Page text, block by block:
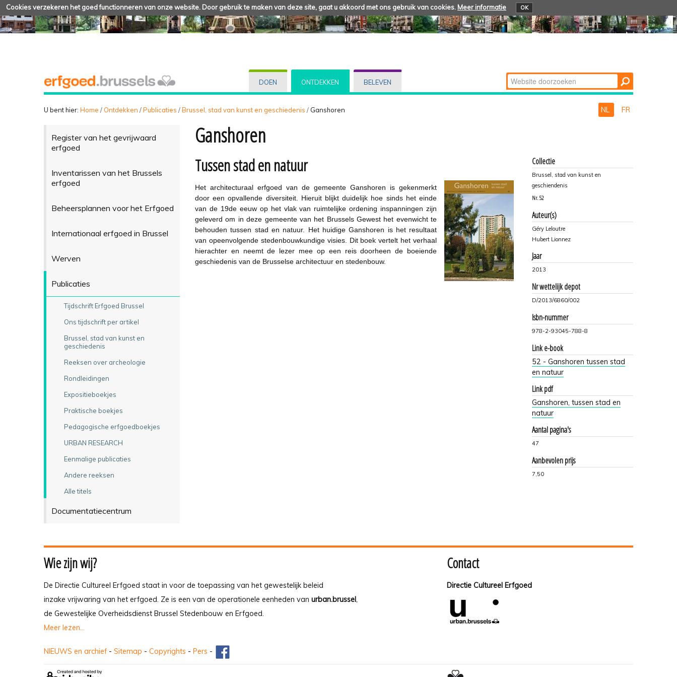
Cookies verzekeren het goed functionneren van onze website. Door gebruik te maken van deze site, gaat u akkoord met ons gebruik van cookies. Meer informatie OK
DOEN ONTDEKKEN BELEVEN Zoek
Geavanceerd
U bent hier: Home / Ontdekken /Publicaties /Brussel, stad van kunst en geschiedenis / Ganshoren NL FR
Register van het gevrijwaard
erfgoed
Inventarissen van het Brussels
erfgoed
Beheersplannen voor het Erfgoed
Internationaal erfgoed in Brussel
Werven
Publicaties
Tijdschrift Erfgoed Brussel
Ons tijdschrift per artikel
Brussel, stad van kunst en
geschiedenis
Reeksen over archeologie
Rondleidingen
Expositieboekjes
Praktische boekjes
Pedagogische erfgoedboekjes
URBAN RESEARCH
Eenmalige publicaties
Andere reeksen
Alle titels
Documentatiecentrum
Ganshoren
Tussen stad en natuur
Het architecturaal erfgoed van de gemeente Ganshoren is gekenmerkt
door een opvallende diversiteit. Hieruit blijkt duidelijk hoe sinds het einde
van de 19de eeuw op het vlak van ruimtelijke ordening inspanningen zijn
geleverd om in deze gemeente van het Brussels Gewest het evenwicht te
behouden tussen stad en natuur. Het huidige Ganshoren is het resultaat
van opeenvolgende stedenbouwkundige visies. Dit boek vertelt het verhaal
hierachter en neemt de lezer mee op een reis doorheen de boeiende
geschiedenis van de Brusselse architectuur en stedenbouw.
Collectie
Brussel, stad van kunst en
geschiendenis
Nr. 52
Auteur(s)
Géry Leloutre
Hubert Lionnez
Jaar
2013
Nr wettelijk depot
D/2013/6860/002
Isbn-nummer
978-2-93045-788-8
Link e-book
52 - Ganshoren tussen stad
en natuur
Link pdf
Ganshoren, tussen stad en
natuur
Aantal pagina's
47
Aanbevolen prijs
7,50
Wie zijn wij?
De Directie Cultureel Erfgoed staat in voor de toepassing van het gewestelijk beleid
inzake vrijwaring van het erfgoed. Ze is een van de operationele eenheden van urban.brussel,
de Gewestelijke Overheidsdienst Brussel Stedenbouw en Erfgoed.
Meer lezen...
Contact
Directie Cultureel Erfgoed
NIEUWS en archief - Sitemap - Copyrights - Pers -